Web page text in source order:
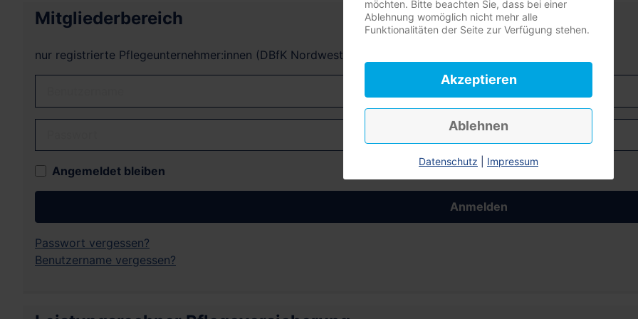
Mitgliederbereich
nur registrierte Pflegeunternehmer:innen (DBfK Nordwest + Südost)
Angemeldet bleiben
Anmelden
Passwort vergessen?
Benutzername vergessen?
möchten. Bitte beachten Sie, dass bei einer
Ablehnung womöglich nicht mehr alle
Funktionalitäten der Seite zur Verfügung stehen.
Akzeptieren
Ablehnen
Datenschutz Impressum